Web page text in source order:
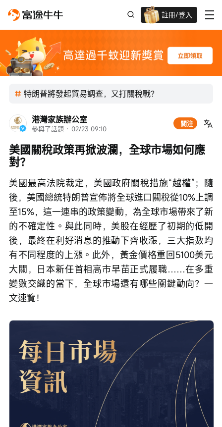
註冊/登入
特朗普將發起貿易調查，又打關稅戰？
港灣家族辦公室
參與了話題 · 02/23 09:10
關注
美國關稅政策再掀波瀾，全球市場如何應
對？
美國最高法院裁定，美國政府關稅措施“越權”；隨
後，美國總統特朗普宣佈將全球進口關稅從10%上調
至15%，這一連串的政策變動，為全球市場帶來了新
的不確定性。與此同時，美股在經歷了初期的低開
後，最終在利好消息的推動下齊收漲，三大指數均
有不同程度的上漲。此外，黃金價格重回5100美元
大關，日本新任首相高市早苗正式履職……在多重
變數交織的當下，全球市場還有哪些關鍵動向？一
文速覽！